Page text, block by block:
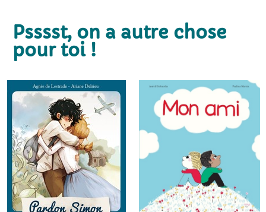
Psssst, on a autre chose
pour toi !